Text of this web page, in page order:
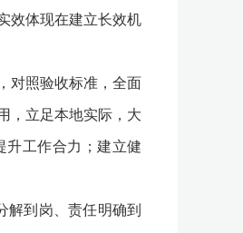
效体现在建立长效机
对照验收标准，全面
，立足本地实际，大
升工作合力；建立健
到岗、责任明确到